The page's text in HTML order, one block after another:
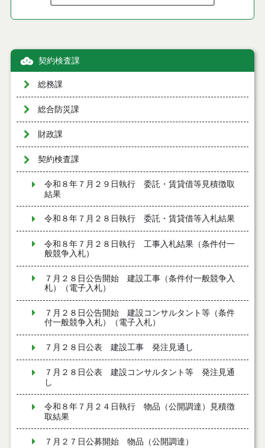
契約検査課
総務課
総合防災課
財政課
契約検査課
令和８年７月２９日執行 委託・賃貸借等見積徴取
結果
令和８年７月２８日執行 委託・賃貸借等入札結果
令和８年７月２８日執行 工事入札結果（条件付一
般競争入札）
７月２８日公告開始 建設工事（条件付一般競争入
札）（電子入札）
７月２８日公告開始 建設コンサルタント等（条件
付一般競争入札）（電子入札）
７月２８日公表 建設工事 発注見通し
７月２８日公表 建設コンサルタント等 発注見通
し
令和８年７月２４日執行 物品（公開調達）見積徴
取結果
７月２７日公募開始 物品（公開調達）